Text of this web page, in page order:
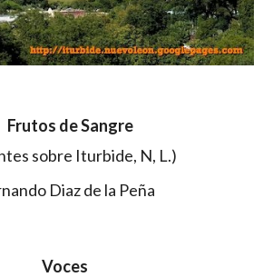
Frutos de Sangre
sobre Iturbide, N, L.)
Fernando Diaz de la Peña
                            Voces